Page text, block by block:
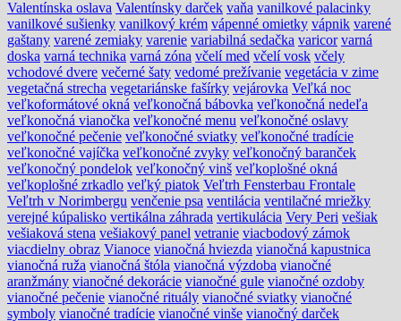
Valentínska oslava Valentínsky darček vaňa vanilkové palacinky
vanilkové sušienky vanilkový krém vápenné omietky vápnik varené
gaštany varené zemiaky varenie variabilná sedačka varicor varná
doska varná technika varná zóna včelí med včelí vosk včely
vchodové dvere večerné šaty vedomé prežívanie vegetácia v zime
vegetačná strecha vegetariánske fašírky vejárovka Veľká noc
veľkoformátové okná veľkonočná bábovka veľkonočná nedeľa
veľkonočná vianočka veľkonočné menu veľkonočné oslavy
veľkonočné pečenie veľkonočné sviatky veľkonočné tradície
veľkonočné vajíčka veľkonočné zvyky veľkonočný baranček
veľkonočný pondelok veľkonočný vinš veľkoplošné okná
veľkoplošné zrkadlo veľký piatok Veľtrh Fensterbau Frontale
Veľtrh v Norimbergu venčenie psa ventilácia ventilačné mriežky
verejné kúpalisko vertikálna záhrada vertikulácia Very Peri vešiak
vešiaková stena vešiakový panel vetranie viacbodový zámok
viacdielny obraz Vianoce vianočná hviezda vianočná kapustnica
vianočná ruža vianočná štóla vianočná výzdoba vianočné
aranžmány vianočné dekorácie vianočné gule vianočné ozdoby
vianočné pečenie vianočné rituály vianočné sviatky vianočné
symboly vianočné tradície vianočné vinše vianočný darček